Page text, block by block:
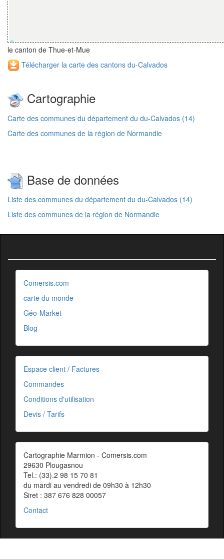
le canton de Thue-et-Mue
Télécharger la carte des cantons du-Calvados
Cartographie
Carte des communes du département du du-Calvados (14)
Carte des communes de la région de Normandie
Base de données
Liste des communes du département du du-Calvados (14)
Liste des communes de la région de Normandie
Comersis.com
carte du monde
Géo-Market
Blog
Espace client / Factures
Commandes
Conditions d'utilisation
Devis / Tarifs
Cartographie Marmion - Comersis.com
29630 Plougasnou
Tel.: (33).2 98 15 70 81
du mardi au vendredi de 09h30 à 12h30
Siret : 387 676 828 00057
Contact